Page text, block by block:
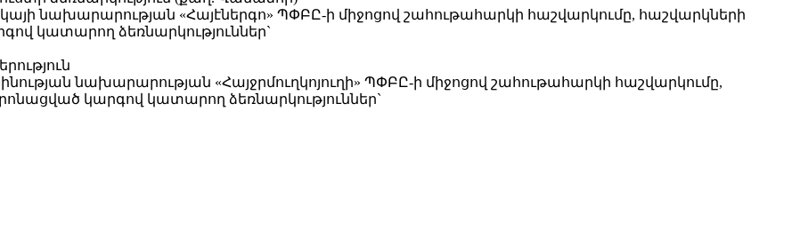
նախարարության «Հայէներգո» ՊՓԲԸ-ի միջոցով շահութահարկի հաշվարկումը, հաշվարկների
կատարող ձեռնարկություններ`
նախարարության «Հայջրմուղկոյուղի» ՊՓԲԸ-ի միջոցով շահութահարկի հաշվարկումը,
կարգով կատարող ձեռնարկություններ`